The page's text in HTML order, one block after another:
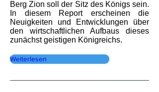
Berg Zion soll der Sitz des Königs sein.
In diesem Report erscheinen die
Neuigkeiten und Entwicklungen über
den wirtschaftlichen Aufbaus dieses
zunächst geistigen Königreichs.
Weiterlesen